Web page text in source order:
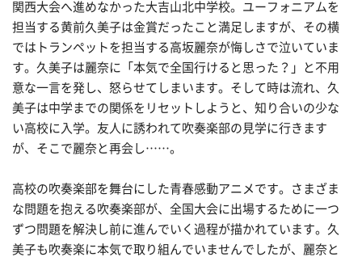
関西大会へ進めなかった大吉山北中学校。ユーフォニアムを
担当する黄前久美子は金賞だったこと満足しますが、その横
ではトランペットを担当する高坂麗奈が悔しさで泣いていま
す。久美子は麗奈に「本気で全国行けると思った？」と不用
意な一言を発し、怒らせてしまいます。そして時は流れ、久
美子は中学までの関係をリセットしようと、知り合いの少な
い高校に入学。友人に誘われて吹奏楽部の見学に行きます
が、そこで麗奈と再会し……。
高校の吹奏楽部を舞台にした青春感動アニメです。さまざま
な問題を抱える吹奏楽部が、全国大会に出場するために一つ
ずつ問題を解決し前に進んでいく過程が描かれています。久
美子も吹奏楽に本気で取り組んでいませんでしたが、麗奈と